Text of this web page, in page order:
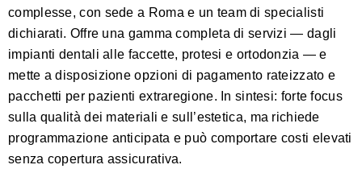
complesse, con sede a Roma e un team di specialisti
dichiarati. Offre una gamma completa di servizi — dagli
impianti dentali alle faccette, protesi e ortodonzia — e
mette a disposizione opzioni di pagamento rateizzato e
pacchetti per pazienti extraregione. In sintesi: forte focus
sulla qualità dei materiali e sull’estetica, ma richiede
programmazione anticipata e può comportare costi elevati
senza copertura assicurativa.